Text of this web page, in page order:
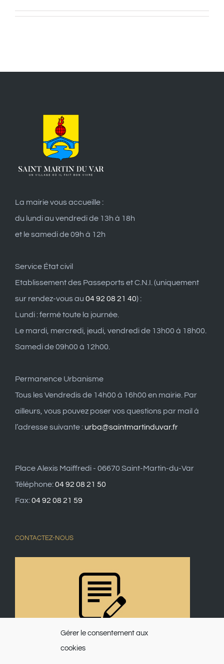
Gérer le consentement aux
cookies
La mairie vous accueille :
du lundi au vendredi de 13h à 18h
et le samedi de 09h à 12h
Service État civil
Etablissement des Passeports et C.N.I. (uniquement
sur rendez-vous au 04 92 08 21 40) :
Lundi : fermé toute la journée.
Le mardi, mercredi, jeudi, vendredi de 13h00 à 18h00.
Samedi de 09h00 à 12h00.
Permanence Urbanisme
Tous les Vendredis de 14h00 à 16h00 en mairie. Par
ailleurs, vous pouvez poser vos questions par mail à
l’adresse suivante : urba@saintmartinduvar.fr
Place Alexis Maiffredi - 06670 Saint-Martin-du-Var
Téléphone:04 92 08 21 50
Fax:04 92 08 21 59
CONTACTEZ-NOUS